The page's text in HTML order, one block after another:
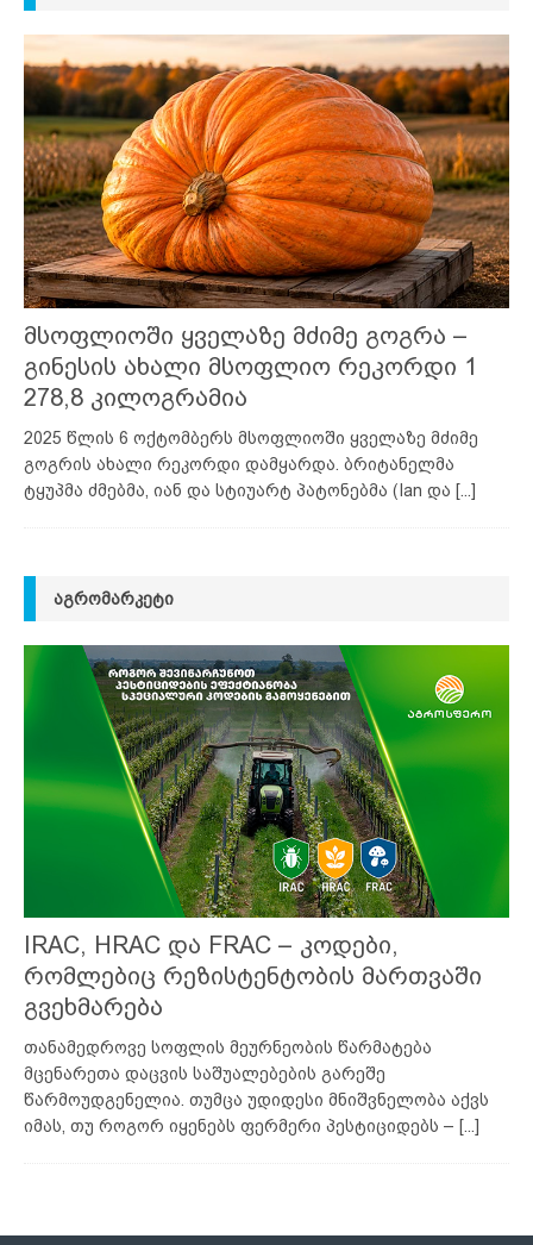
მსოფლიოში ყველაზე მძიმე გოგრა –
გინესის ახალი მსოფლიო რეკორდი 1
278,8 კილოგრამია
2025 წლის 6 ოქტომბერს მსოფლიოში ყველაზე მძიმე
გოგრის ახალი რეკორდი დამყარდა. ბრიტანელმა
ტყუპმა ძმებმა, იან და სტიუარტ პატონებმა (Ian და [...]
ᲐᲒᲠᲝᲛᲐᲠᲙᲔᲢᲘ
IRAC, HRAC და FRAC – კოდები,
რომლებიც რეზისტენტობის მართვაში
გვეხმარება
თანამედროვე სოფლის მეურნეობის წარმატება
მცენარეთა დაცვის საშუალებების გარეშე
წარმოუდგენელია. თუმცა უდიდესი მნიშვნელობა აქვს
იმას, თუ როგორ იყენებს ფერმერი პესტიციდებს – [...]